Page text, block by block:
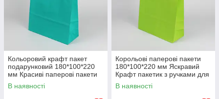
Кольоровий крафт пакет
подарунковий 180*100*220
мм Красиві паперові пакети
для сувенірів гостинців
В наявності
Корольові паперові пакети
180*100*220 мм Яскравий
Крафт пакетик з ручками для
подарунків
В наявності